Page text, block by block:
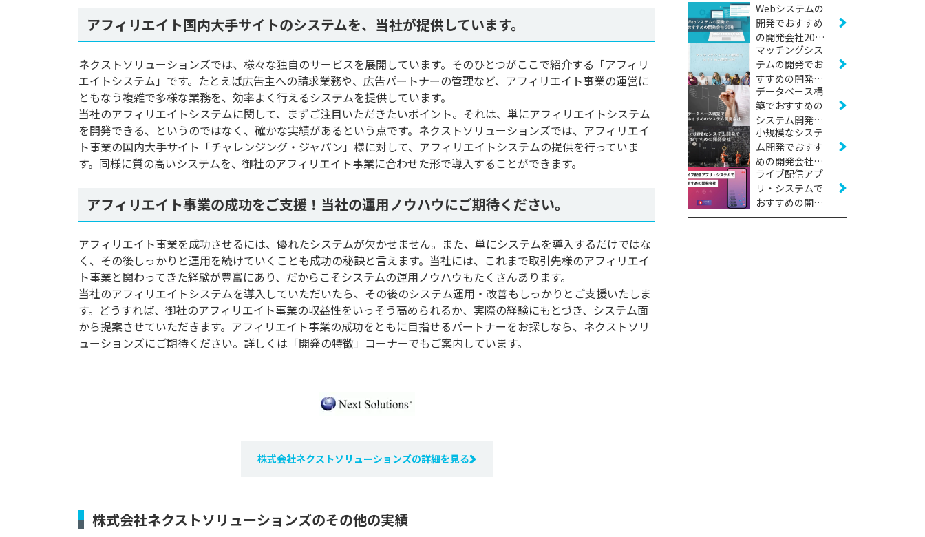
アフィリエイト国内大手サイトのシステムを、当社が提供しています。
ネクストソリューションズでは、様々な独自のサービスを展開しています。そのひとつがここで紹介する「アフィリ
エイトシステム」です。たとえば広告主への請求業務や、広告パートナーの管理など、アフィリエイト事業の運営に
ともなう複雑で多様な業務を、効率よく行えるシステムを提供しています。
当社のアフィリエイトシステムに関して、まずご注目いただきたいポイント。それは、単にアフィリエイトシステム
を開発できる、というのではなく、確かな実績があるという点です。ネクストソリューションズでは、アフィリエイ
ト事業の国内大手サイト「チャレンジング・ジャパン」様に対して、アフィリエイトシステムの提供を行っていま
す。同様に質の高いシステムを、御社のアフィリエイト事業に合わせた形で導入することができます。
アフィリエイト事業の成功をご支援！当社の運用ノウハウにご期待ください。
アフィリエイト事業を成功させるには、優れたシステムが欠かせません。また、単にシステムを導入するだけではな
く、その後しっかりと運用を続けていくことも成功の秘訣と言えます。当社には、これまで取引先様のアフィリエイ
ト事業と関わってきた経験が豊富にあり、だからこそシステムの運用ノウハウもたくさんあります。
当社のアフィリエイトシステムを導入していただいたら、その後のシステム運用・改善もしっかりとご支援いたしま
す。どうすれば、御社のアフィリエイト事業の収益性をいっそう高められるか、実際の経験にもとづき、システム面
から提案させていただきます。アフィリエイト事業の成功をともに目指せるパートナーをお探しなら、ネクストソリ
ューションズにご期待ください。詳しくは「開発の特徴」コーナーでもご案内しています。
株式会社ネクストソリューションズの詳細を見る
株式会社ネクストソリューションズのその他の実績
Webシステムの
開発でおすすめ
の開発会社20社
【2026年版】
マッチングシス
テムの開発でお
すすめの開発会
社16社【2026年
版】
データベース構
築でおすすめの
システム開発会
社11社【2026年
版】
小規模なシステ
ム開発でおすす
めの開発会社16
社【2026年版】
ライブ配信アプ
リ・システムで
おすすめの開発
会社10社【2026